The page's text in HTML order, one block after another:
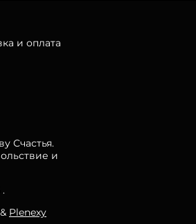
и оплата
Счастья.
и
.
& Plenexy